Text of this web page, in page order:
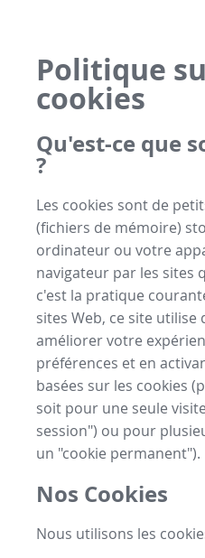
Politique
cookies
Qu'est-ce que
?
Les cookies sont de
(fichiers de mémoire)
ordinateur ou votre
navigateur par les sites
c'est la pratique
sites Web, ce site utilise
améliorer votre
préférences et en
basées sur les cookies
soit pour une seule
session") ou pour
un "cookie permanent").
Nos Cookies
Nous utilisons les